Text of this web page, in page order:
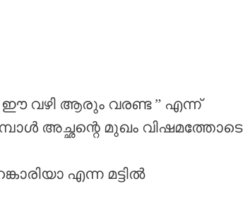
ഈ വഴി ആരും വരണ്ട ” എന്ന്
അച്ഛന്റെ മുഖം വിഷമത്തോടെ
എന്ന മട്ടിൽ